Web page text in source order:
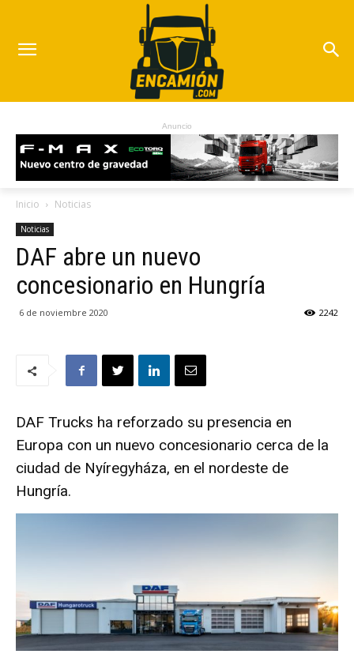
Anuncio
Inicio Noticias
Noticias
DAF abre un nuevo
concesionario en Hungría
6 de noviembre 2020 2242
DAF Trucks ha reforzado su presencia en
Europa con un nuevo concesionario cerca de la
ciudad de Nyíregyháza, en el nordeste de
Hungría.